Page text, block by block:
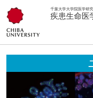
千葉大学大学院医学研
疾患生命医